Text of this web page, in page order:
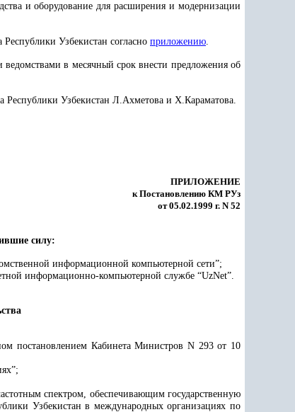
и оборудование для расширения и модернизации
Узбекистан согласно приложению.
в месячный срок внести предложения об
Республики Узбекистан Л.Ахметова и Х.Караматова.
ПРИЛОЖЕНИЕ
к Постановлению КМ РУз
от 05.02.1999 г. N 52
силу:
информационной компьютерной сети”;
информационно-компьютерной службе “UzNet”.
постановлением Кабинета Министров N 293 от 10
спектром, обеспечивающим государственную
Узбекистан в международных организациях по